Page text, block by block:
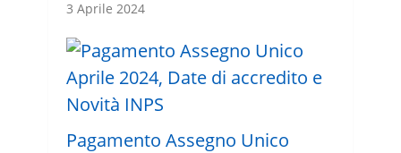
3 Aprile 2024
Pagamento Assegno Unico